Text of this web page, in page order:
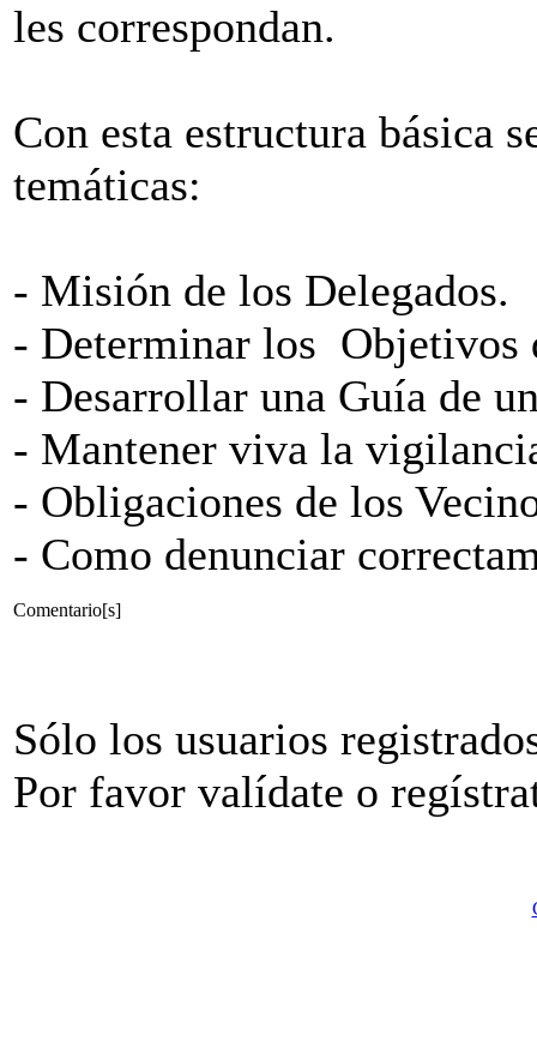
les correspondan.
Con esta estructura básica
temáticas:
- Misión de los Delegados.
- Determinar los Objetivos
- Desarrollar una Guía de
- Mantener viva la
- Obligaciones de los
- Como denunciar
Comentario[s]
Sólo los usuarios
Por favor valídate o